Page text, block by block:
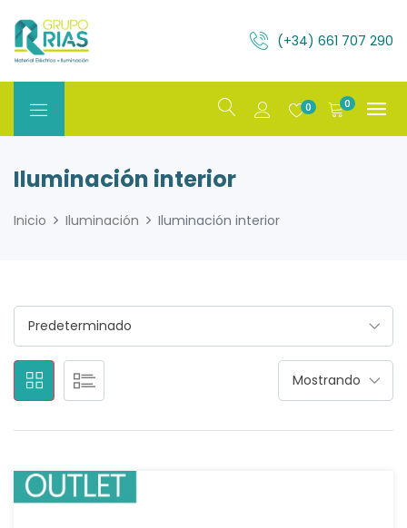
(+34) 661 707 290
0 0
Iluminación interior
Inicio Iluminación Iluminación interior